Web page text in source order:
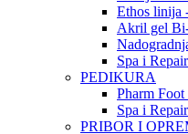
Ethos linija
Akril gel
Spa i
PEDIKURA
Pharm
Spa i
PRIBOR I